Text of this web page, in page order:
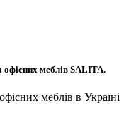
офісних меблів SALITA.
меблів в Україні